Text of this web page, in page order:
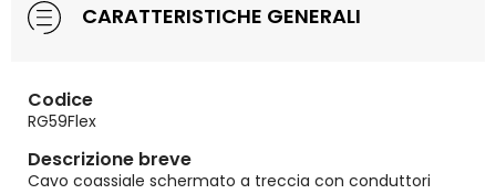
CARATTERISTICHE GENERALI
Codice
RG59Flex
Descrizione breve
Cavo coassiale schermato a treccia con conduttori